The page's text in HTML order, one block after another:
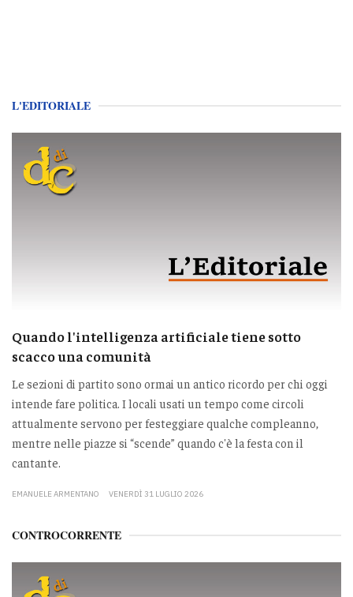
L'EDITORIALE
Quando l'intelligenza artificiale tiene sotto
scacco una comunità
Le sezioni di partito sono ormai un antico ricordo per chi oggi
intende fare politica. I locali usati un tempo come circoli
attualmente servono per festeggiare qualche compleanno,
mentre nelle piazze si “scende” quando c'è la festa con il
cantante.
EMANUELE ARMENTANO VENERDÌ 31 LUGLIO 2026
CONTROCORRENTE